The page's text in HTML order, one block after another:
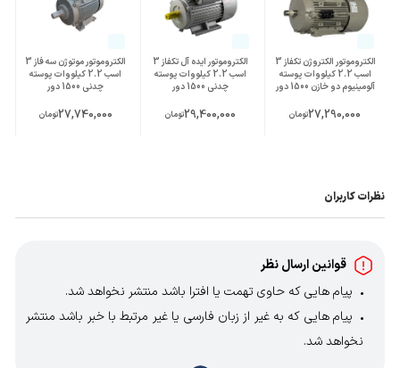
الکتروموتور الکتروژن تکفاز 3
اسب 2.2 کیلووات پوسته
آلومینیوم دو خازن 1500 دور
27,290,000تومان
الکتروموتور ایده آل تکفاز 3
اسب 2.2 کیلووات پوسته
چدنی 1500 دور
29,400,000تومان
الکتروموتور موتوژن سه فاز 3
اسب 2.2 کیلووات پوسته
چدنی 1500 دور
27,740,000تومان
نظرات کاربران
قوانین ارسال نظر
پیام هایی که حاوی تهمت یا افترا باشد منتشر نخواهد شد.
پیام هایی که به غیر از زبان فارسی یا غیر مرتبط با خبر باشد منتشر
نخواهد شد.